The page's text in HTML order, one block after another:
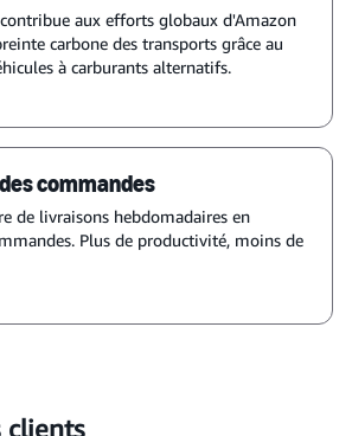
aux efforts globaux d'Amazon
déploiement de véhicules à carburants alternatifs.
commandes
de livraisons hebdomadaires en
Plus de productivité, moins de
clients